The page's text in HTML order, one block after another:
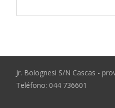
Jr. Bolognesi S/N Cascas -
Teléfono: 044 736601